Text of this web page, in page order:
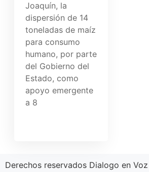
Joaquín, la
dispersión de 14
toneladas de maíz
para consumo
humano, por parte
del Gobierno del
Estado, como
apoyo emergente
a 8
Derechos reservados Dialogo en